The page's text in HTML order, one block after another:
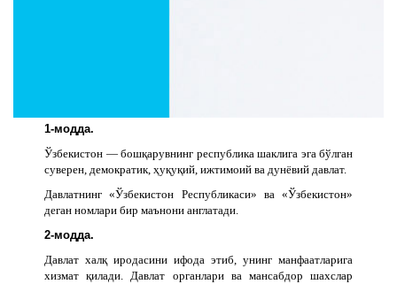
1-модда.
Ўзбекистон — бошқарувнинг республика шаклига эга бўлган
суверен, демократик, ҳуқуқий, ижтимоий ва дунёвий давлат.
Давлатнинг «Ўзбекистон Республикаси» ва «Ўзбекистон»
деган номлари бир маънони англатади.
2-модда.
Давлат халқ иродасини ифода этиб, унинг манфаатларига
хизмат қилади. Давлат органлари ва мансабдор шахслар